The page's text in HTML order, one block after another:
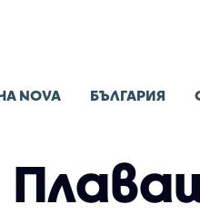
NOVA БЪЛГАРИЯ